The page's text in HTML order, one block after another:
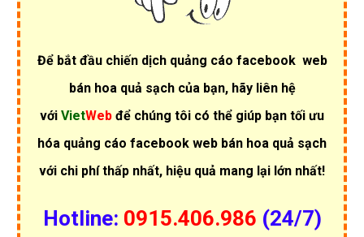
Để bắt đầu chiến dịch quảng cáo facebook web
bán hoa quả sạch của bạn, hãy liên hệ
với VietWeb để chúng tôi có thể giúp bạn tối ưu
hóa quảng cáo facebook web bán hoa quả sạch
với chi phí thấp nhất, hiệu quả mang lại lớn nhất!
Hotline: 0915.406.986 (24/7)